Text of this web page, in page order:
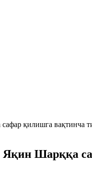
Яқин Шарққа